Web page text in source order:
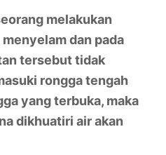
melakukan
dan pada
tersebut tidak
rongga tengah
yang terbuka, maka
dikhuatiri air akan